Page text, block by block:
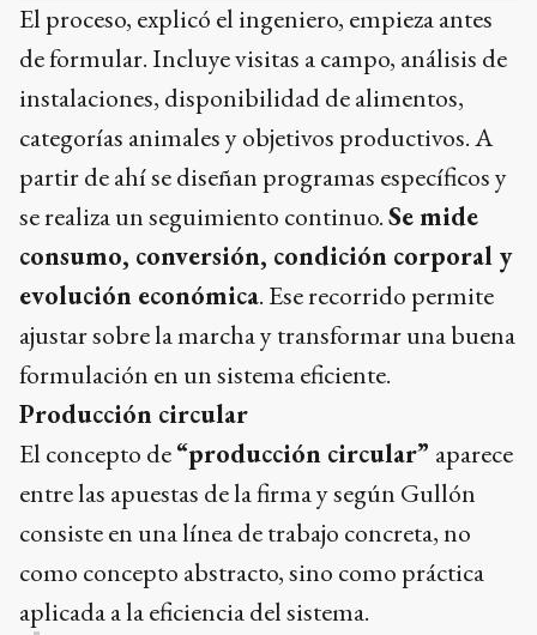
El proceso, explicó el ingeniero, empieza antes
de formular. Incluye visitas a campo, análisis de
instalaciones, disponibilidad de alimentos,
categorías animales y objetivos productivos. A
partir de ahí se diseñan programas específicos y
se realiza un seguimiento continuo.Se mide
consumo, conversión, condición corporal y
evolución económica. Ese recorrido permite
ajustar sobre la marcha y transformar una buena
formulación en un sistema eficiente.
Producción circular
El concepto de“producción circular” aparece
entre las apuestas de la firma y según Gullón
consiste en una línea de trabajo concreta, no
como concepto abstracto, sino como práctica
aplicada a la eficiencia del sistema.